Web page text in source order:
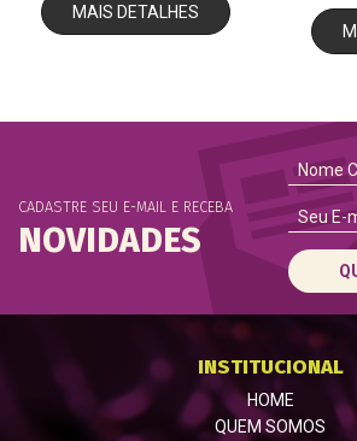
MAIS DETALHES
CADASTRE SEU E-MAIL E RECEBA
NOVIDADES
INSTITUCIONAL
HOME
QUEM SOMOS